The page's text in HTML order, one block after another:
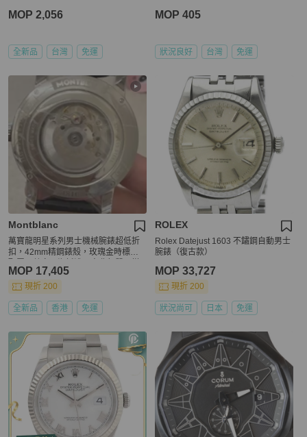
MOP 2,056
全新品 台灣 免運
MOP 405
狀況良好 台灣 免運
Montblanc
萬寶龍明星系列男士機械腕錶超低折
扣，42mm精鋼錶殼，玫瑰金時標搭
載背透機芯，具備50米生活防水功
能。
MOP 17,405
現折 200
全新品 香港 免運
ROLEX
Rolex Datejust 1603 不鏽鋼自動男士
腕錶（復古款）
MOP 33,727
現折 200
狀況尚可 日本 免運